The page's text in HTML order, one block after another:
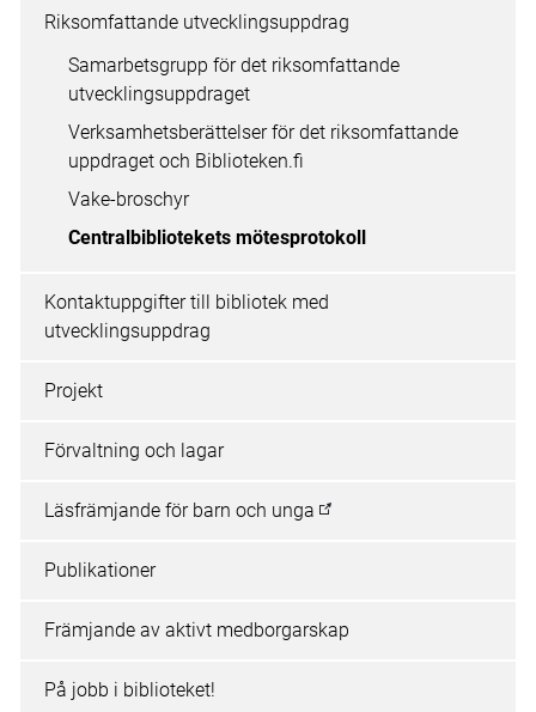
Riksomfattande utvecklingsuppdrag
Samarbetsgrupp för det riksomfattande
utvecklingsuppdraget
Verksamhetsberättelser för det riksomfattande
uppdraget och Biblioteken.fi
Vake-broschyr
Centralbibliotekets mötesprotokoll
Kontaktuppgifter till bibliotek med
utvecklingsuppdrag
Projekt
Förvaltning och lagar
Läsfrämjande för barn och unga
Publikationer
Främjande av aktivt medborgarskap
På jobb i biblioteket!